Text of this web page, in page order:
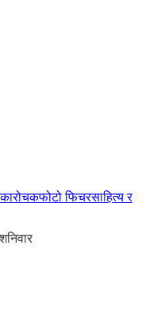
रोचकफोटो फिचरसाहित्य र